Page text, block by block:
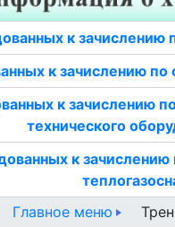
к зачислению
к зачислению
к зачислению
технического
к
Главное меню